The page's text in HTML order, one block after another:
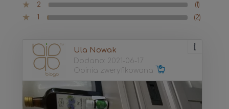
2
(1)
1
(2)
Ula Nowak
Dodano: 2021-06-17
Opinia zweryfikowana